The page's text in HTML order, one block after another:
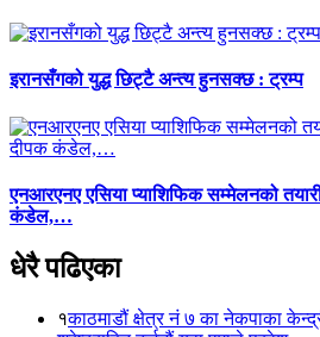
इरानसँगको युद्ध छिट्टै अन्त्य हुनसक्छ : ट्रम्प
एनआरएनए एसिया प्याशिफिक सम्मेलनको
कंडेल,…
धेरै पढिएका
१काठमाडौं क्षेत्र नं ७ का नेकपाका